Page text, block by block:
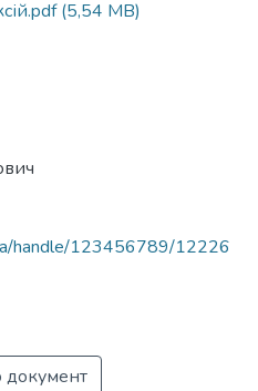
(5,54 MB)
handle/123456789/12226
документ